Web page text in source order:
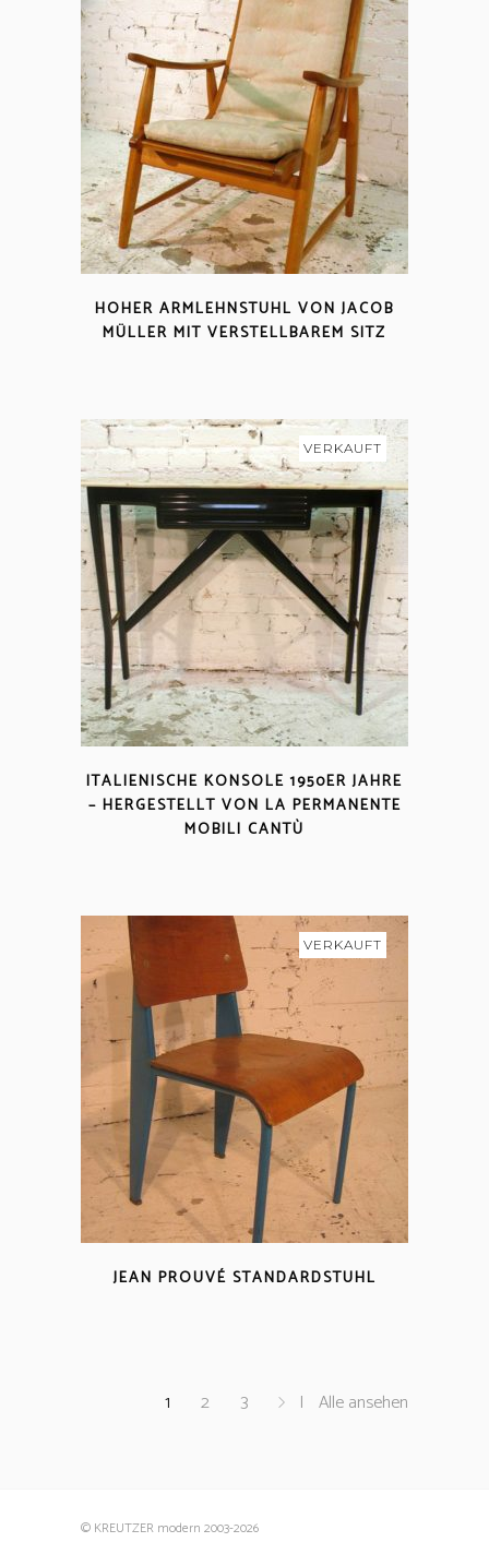
HOHER ARMLEHNSTUHL VON JACOB
MÜLLER MIT VERSTELLBAREM SITZ
VERKAUFT
ITALIENISCHE KONSOLE 1950ER JAHRE
– HERGESTELLT VON LA PERMANENTE
MOBILI CANTÙ
VERKAUFT
JEAN PROUVÉ STANDARDSTUHL
1 2 3 Alle ansehen
© KREUTZER modern 2003-2026